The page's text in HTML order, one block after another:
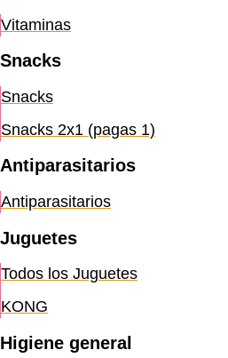
Vitaminas
Snacks
Snacks
Snacks 2x1 (pagas 1)
Antiparasitarios
Antiparasitarios
Juguetes
Todos los Juguetes
KONG
Higiene general